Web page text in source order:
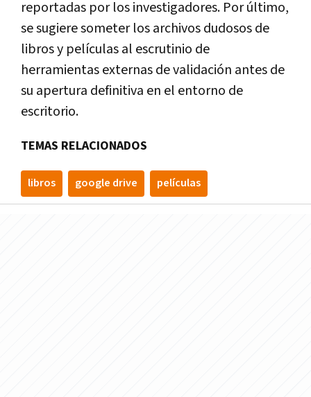
reportadas por los investigadores. Por último,
se sugiere someter los archivos dudosos de
libros y películas al escrutinio de
herramientas externas de validación antes de
su apertura definitiva en el entorno de
escritorio.
TEMAS RELACIONADOS
libros google drive películas